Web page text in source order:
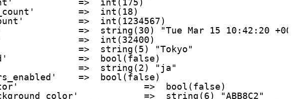
=>  int(175)
=>  int(18)
=>  int(1234567)
=>  string(30) "Tue Mar 15 10:42:20
=>  int(32400)
=>  string(5) "Tokyo"
=>  bool(false)
=>  string(2) "ja"
=>  bool(false)
=>  bool(false)
=>  string(6) "ABB8C2"